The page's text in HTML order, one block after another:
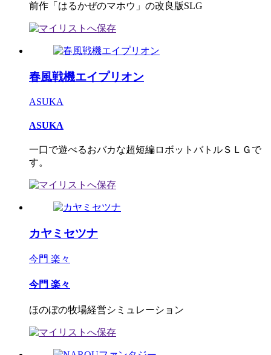
前作「はるかぜのマホウ」の改良版SLG
春風戦機エイプリオン
ASUKA
ASUKA
一口で遊べるおバカな超短編ロボットバトルＳＬＧで
す。
カヤミセツナ
今門 楽々
今門 楽々
ほのぼの牧場経営シミュレーション